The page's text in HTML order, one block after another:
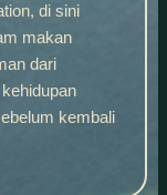
di sini
makan
dari
kembali